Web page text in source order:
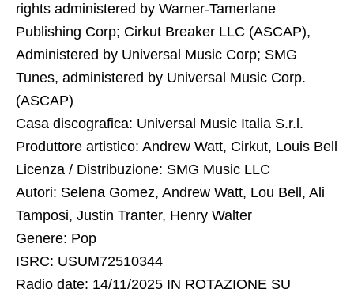
rights administered by Warner-Tamerlane
Publishing Corp; Cirkut Breaker LLC (ASCAP),
Administered by Universal Music Corp; SMG
Tunes, administered by Universal Music Corp.
(ASCAP)
Casa discografica: Universal Music Italia S.r.l.
Produttore artistico: Andrew Watt, Cirkut, Louis Bell
Licenza / Distribuzione: SMG Music LLC
Autori: Selena Gomez, Andrew Watt, Lou Bell, Ali
Tamposi, Justin Tranter, Henry Walter
Genere: Pop
ISRC: USUM72510344
Radio date: 14/11/2025 IN ROTAZIONE SU